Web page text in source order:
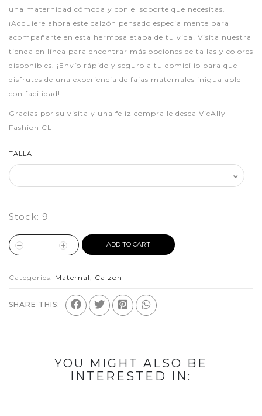
una maternidad cómoda y con el soporte que necesitas.
¡Adquiere ahora este calzón pensado especialmente para
acompañarte en esta hermosa etapa de tu vida! Visita nuestra
tienda en línea para encontrar más opciones de tallas y colores
disponibles. ¡Envío rápido y seguro a tu domicilio para que
disfrutes de una experiencia de fajas maternales inigualable
con facilidad!
Gracias por su visita y una feliz compra le desea VicAlly
Fashion CL
TALLA
Stock: 9
ADD TO CART
Categories: Maternal , Calzon
SHARE THIS:
YOU MIGHT ALSO BE
INTERESTED IN: